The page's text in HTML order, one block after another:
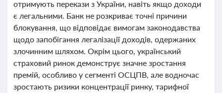
отримують перекази з України, навіть якщо доходи
є легальними. Банк не розкриває точні причини
блокування, що відповідає вимогам законодавства
щодо запобігання легалізації доходів, одержаних
злочинним шляхом. Окрім цього, український
страховий ринок демонструє значне зростання
премій, особливо у сегменті ОСЦПВ, але водночас
зростають ризики концентрації ринку, тарифної